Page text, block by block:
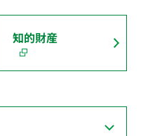
知的財産